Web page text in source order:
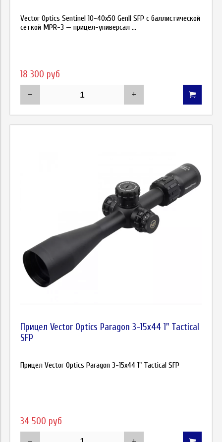
Vector Optics Sentinel 10-40x50 GenII SFP с баллистической
сеткой MPR-3 — прицел-универсал ...
18 300 руб
Прицел Vector Optics Paragon 3-15x44 1" Tactical
SFP
Прицел Vector Optics Paragon 3-15x44 1" Tactical SFP
34 500 руб